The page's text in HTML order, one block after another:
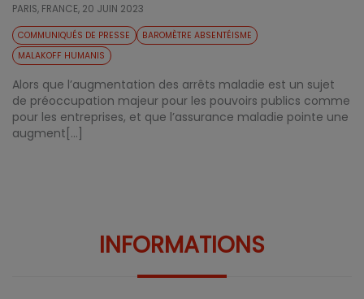
PARIS, FRANCE, 20 JUIN 2023
COMMUNIQUÉS DE PRESSE
BAROMÈTRE ABSENTÉISME
MALAKOFF HUMANIS
Alors que l’augmentation des arrêts maladie est un sujet
de préoccupation majeur pour les pouvoirs publics comme
pour les entreprises, et que l’assurance maladie pointe une
augment[...]
INFORMATIONS